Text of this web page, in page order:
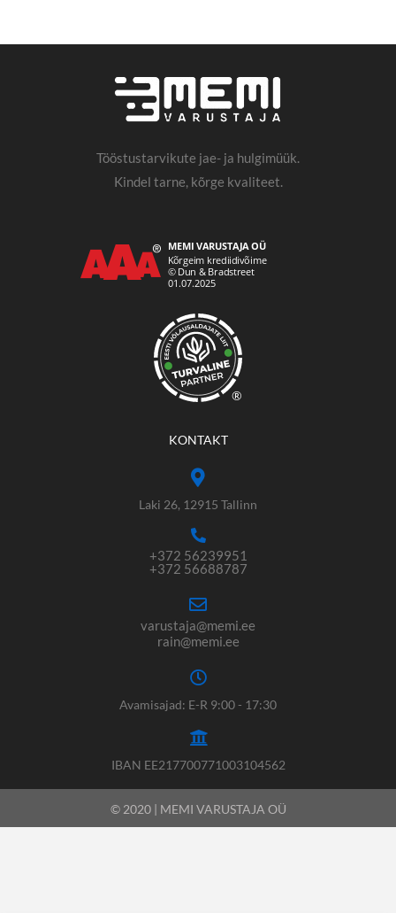
Tööstustarvikute jae- ja hulgimüük.
Kindel tarne, kõrge kvaliteet.
®
KONTAKT
Laki 26, 12915 Tallinn
+372 56239951
+372 56688787
varustaja@memi.ee
rain@memi.ee
Avamisajad: E-R 9:00 - 17:30
IBAN EE217700771003104562
© 2020 | MEMI VARUSTAJA OÜ